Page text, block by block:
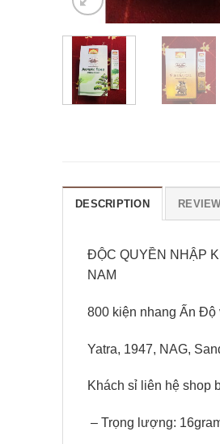
DESCRIPTION
ĐỘC QUYỀN NHẬP
NAM
800 kiện nhang Ấn
Yatra, 1947, NAG,
Khách sỉ liên hệ shop
– Trọng lượng: